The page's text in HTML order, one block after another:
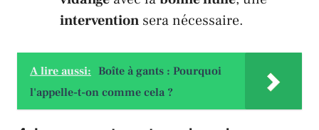
intervention sera nécessaire.
A lire aussi: Boîte à gants : Pourquoi
l'appelle-t-on comme cela ?